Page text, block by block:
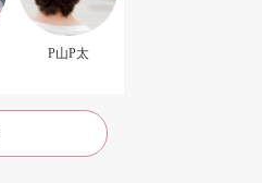
P山P太